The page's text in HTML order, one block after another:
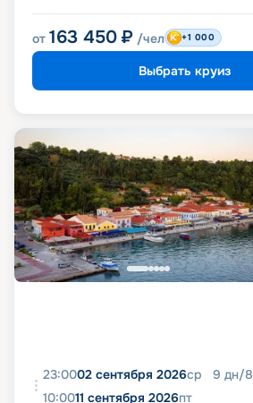
от 163 450 ₽ /чел +1 000
Выбрать круиз
23:0002 сентября 2026ср 9 дн/8
10:0011 сентября 2026пт